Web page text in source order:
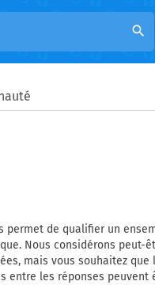
search
de qualifier un
Nous considérons peut-
mais vous souhaitez
les réponses peuvent